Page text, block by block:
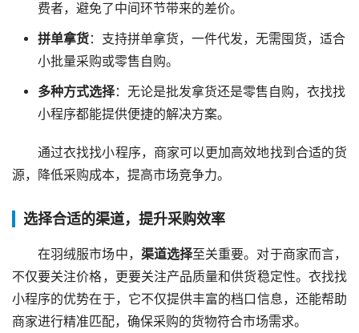
费者，避免了中间环节带来的差价。
拼单拿货：支持拼单拿货，一件代发，无需囤货，适合
小批量采购或零售自购。
多种方式选择：无论是批发拿货还是零售自购，衣找找
小程序都能提供便捷的解决方案。
通过衣找找小程序，商家可以更加高效地找到合适的货
源，降低采购成本，提高市场竞争力。
选择合适的渠道，提升采购效率
在羽绒服市场中， 渠道选择至关重要。对于商家而言，
不仅要关注价格，更要关注产品质量和供货稳定性。衣找找
小程序的优势在于，它不仅提供丰富的档口信息，还能帮助
商家进行精准匹配，确保采购的货物符合市场需求。